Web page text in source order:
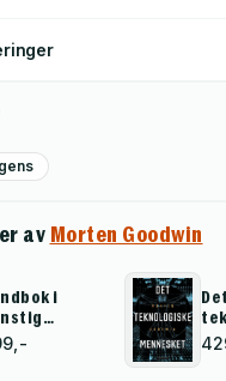
av Morten Goodwin
i
Det